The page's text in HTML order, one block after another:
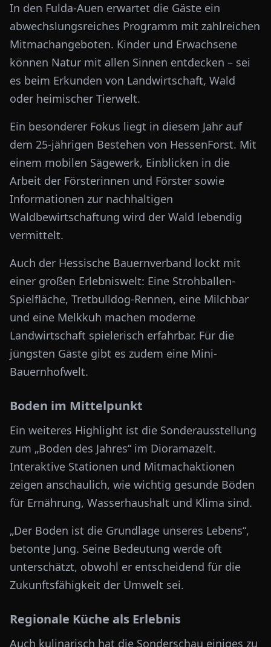
In den Fulda-Auen erwartet die Gäste ein
abwechslungsreiches Programm mit zahlreichen
Mitmachangeboten. Kinder und Erwachsene
können Natur mit allen Sinnen entdecken – sei
es beim Erkunden von Landwirtschaft, Wald
oder heimischer Tierwelt.
Ein besonderer Fokus liegt in diesem Jahr auf
dem 25-jährigen Bestehen von HessenForst. Mit
einem mobilen Sägewerk, Einblicken in die
Arbeit der Försterinnen und Förster sowie
Informationen zur nachhaltigen
Waldbewirtschaftung wird der Wald lebendig
vermittelt.
Auch der Hessische Bauernverband lockt mit
einer großen Erlebniswelt: Eine Strohballen-
Spielfläche, Tretbulldog-Rennen, eine Milchbar
und eine Melkkuh machen moderne
Landwirtschaft spielerisch erfahrbar. Für die
jüngsten Gäste gibt es zudem eine Mini-
Bauernhofwelt.
Boden im Mittelpunkt
Ein weiteres Highlight ist die Sonderausstellung
zum „Boden des Jahres“ im Dioramazelt.
Interaktive Stationen und Mitmachaktionen
zeigen anschaulich, wie wichtig gesunde Böden
für Ernährung, Wasserhaushalt und Klima sind.
„Der Boden ist die Grundlage unseres Lebens“,
betonte Jung. Seine Bedeutung werde oft
unterschätzt, obwohl er entscheidend für die
Zukunftsfähigkeit der Umwelt sei.
Regionale Küche als Erlebnis
Auch kulinarisch hat die Sonderschau einiges zu